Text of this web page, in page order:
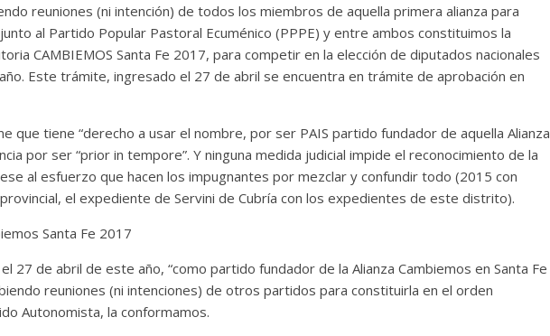
reuniones (ni intención) de todos los miembros de aquella primera alianza para
al Partido Popular Pastoral Ecuménico (PPPE) y entre ambos constituimos la
CAMBIEMOS Santa Fe 2017, para competir en la elección de diputados nacionales
Este trámite, ingresado el 27 de abril se encuentra en trámite de aprobación en
que tiene “derecho a usar el nombre, por ser PAIS partido fundador de aquella Alianza
por ser “prior in tempore”. Y ninguna medida judicial impide el reconocimiento de la
al esfuerzo que hacen los impugnantes por mezclar y confundir todo (2015 con
el expediente de Servini de Cubría con los expedientes de este distrito).
Santa Fe 2017
27 de abril de este año, “como partido fundador de la Alianza Cambiemos en Santa Fe
reuniones (ni intenciones) de otros partidos para constituirla en el orden
Autonomista, la conformamos.